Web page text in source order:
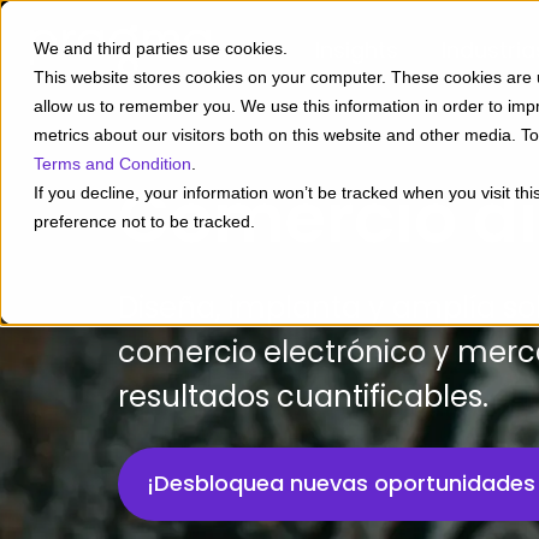
We and third parties use cookies.
This website stores cookies on your computer. These cookies
allow us to remember you. We use this information in order to
metrics about our visitors both on this website and other media.
Terms and Condition
If you decline, your information won’t be tracked when you visit
preference not to be tracked.
Comercio
comercio electrónico y
resultados cuantificables.
¡Desbloquea nuevas